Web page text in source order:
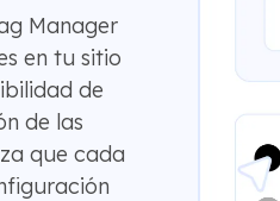
Manager
en tu sitio
de
de las
que cada